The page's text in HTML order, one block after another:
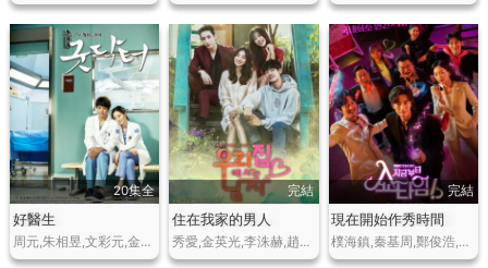
20集全
好醫生
周元,朱相昱,文彩元,金敏瑞,金英光
完結
住在我家的男人
秀愛,金英光,李洙赫,趙寶兒,金智勳
完結
現在開始作秀時間
樸海鎮,秦基周,鄭俊浩,鄭錫勇,高圭弼,金熙栽,鄭石勇,樸書妍,張河恩